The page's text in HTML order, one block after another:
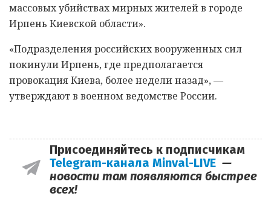
массовых убийствах мирных жителей в городе
Ирпень Киевской области».
«Подразделения российских вооруженных сил
покинули Ирпень, где предполагается
провокация Киева, более недели назад», —
утверждают в военном ведомстве России.
Присоединяйтесь к подписчикам
Telegram-канала Minval-LIVE —
новости там появляются быстрее
всех!